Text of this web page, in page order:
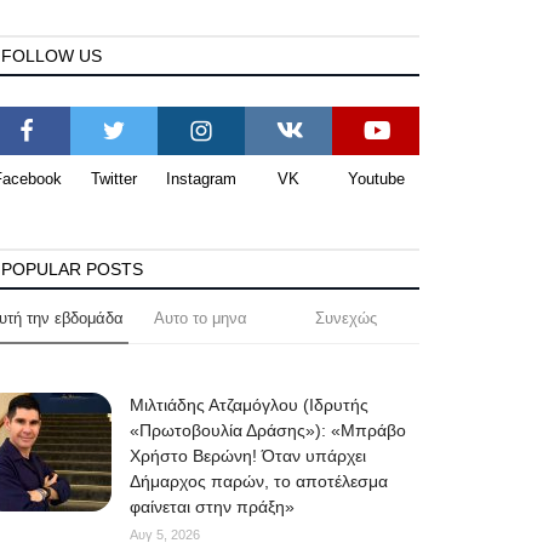
FOLLOW US
Twitter Instagram VK Youtube
POPULAR POSTS
την εβδομάδα Αυτο το μηνα Συνεχώς
Μιλτιάδης Ατζαμόγλου (Ιδρυτής
«Πρωτοβουλία Δράσης»): «Μπράβο
Χρήστο Βερώνη! Όταν υπάρχει
Δήμαρχος παρών, το αποτέλεσμα
φαίνεται στην πράξη»
Αυγ 5, 2026